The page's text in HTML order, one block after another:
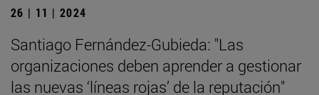
26 | 11 | 2024
Santiago Fernández-Gubieda: "Las
organizaciones deben aprender a gestionar
las nuevas ‘líneas rojas’ de la reputación"